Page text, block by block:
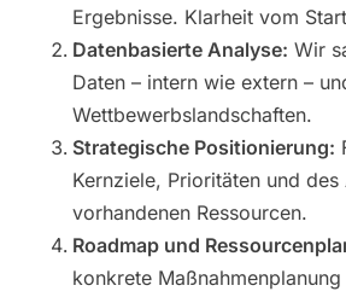
Ergebnisse. Klarheit vom
Datenbasierte Analyse: Wir
Daten – intern wie extern –
Wettbewerbslandschaften.
Strategische Positionierung:
Kernziele, Prioritäten und
vorhandenen Ressourcen.
Roadmap und
konkrete